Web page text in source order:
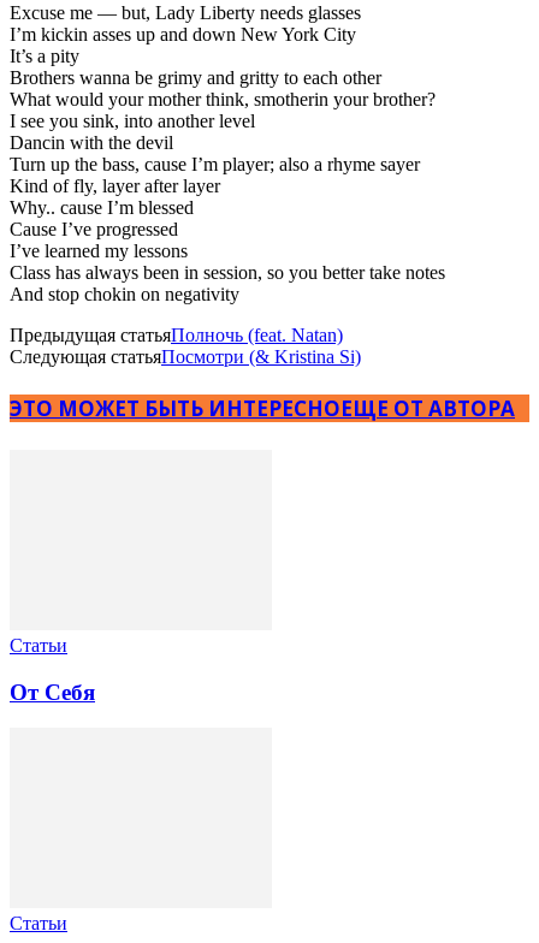
Excuse me — but, Lady Liberty needs glasses
I’m kickin asses up and down New York City
It’s a pity
Brothers wanna be grimy and gritty to each other
What would your mother think, smotherin your brother?
I see you sink, into another level
Dancin with the devil
Turn up the bass, cause I’m player; also a rhyme sayer
Kind of fly, layer after layer
Why.. cause I’m blessed
Cause I’ve progressed
I’ve learned my lessons
Class has always been in session, so you better take notes
And stop chokin on negativity
Предыдущая статьяПолночь (feat. Natan)
Следующая статьяПосмотри (& Kristina Si)
ЭТО МОЖЕТ БЫТЬ ИНТЕРЕСНОЕЩЕ ОТ АВТОРА
Статьи
От Себя
Статьи